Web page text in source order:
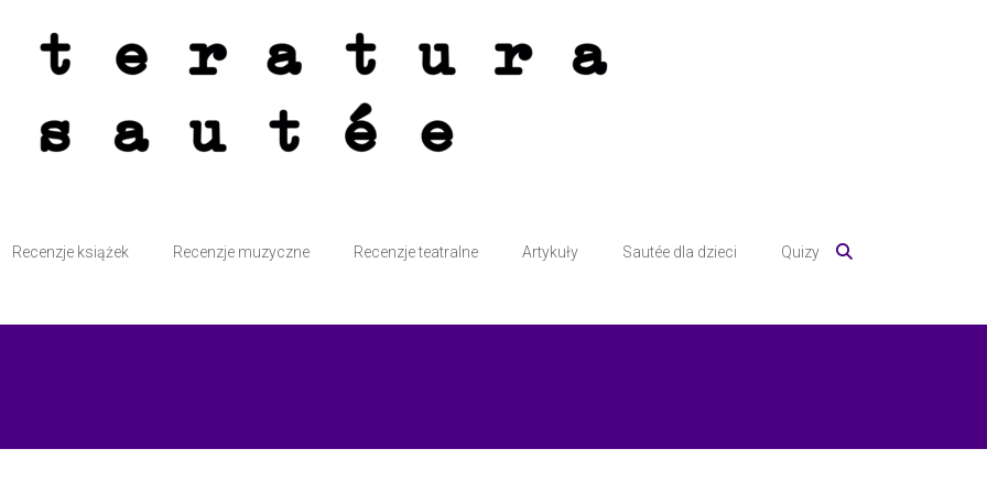
Recenzje książek Recenzje muzyczne Recenzje teatralne Artykuły Sautée dla dzieci Quizy